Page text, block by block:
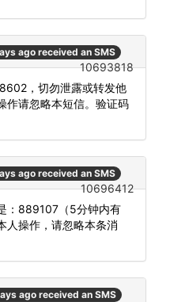
ago received an SMS
10693818
，切勿泄露或转发他
作请忽略本短信。验证码
ago received an SMS
10696412
：889107（5分钟内有
人操作，请忽略本条消
ago received an SMS